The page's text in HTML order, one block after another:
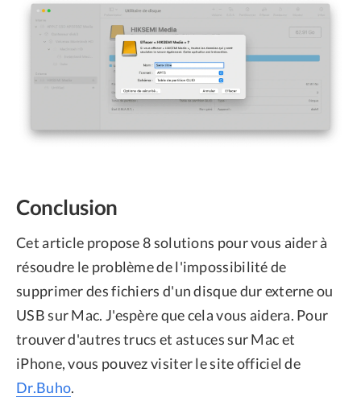
Conclusion
Cet article propose 8 solutions pour vous aider à
résoudre le problème de l'impossibilité de
supprimer des fichiers d'un disque dur externe ou
USB sur Mac. J'espère que cela vous aidera. Pour
trouver d'autres trucs et astuces sur Mac et
iPhone, vous pouvez visiter le site officiel de
Dr.Buho.